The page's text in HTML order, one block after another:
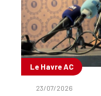
Le Havre AC
23/07/2026